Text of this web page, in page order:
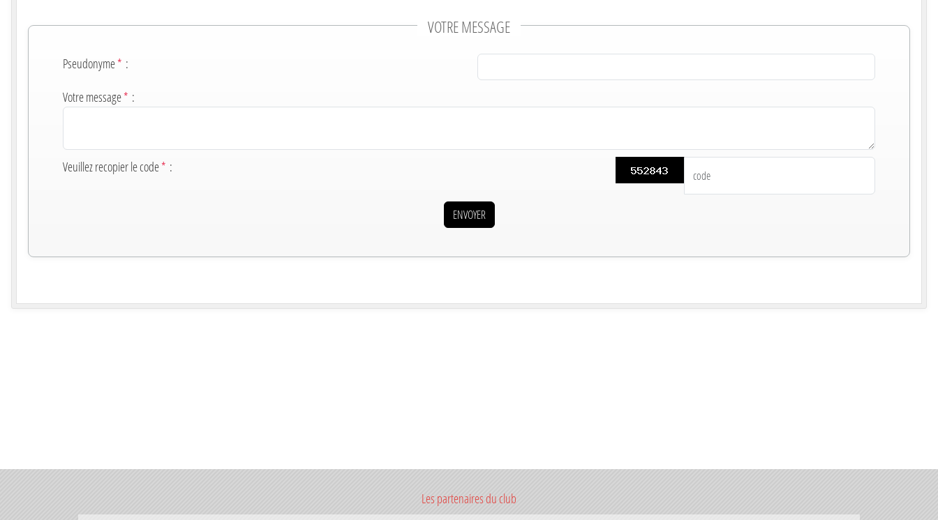
VOTRE MESSAGE
Pseudonyme* :
Votre message* :
Veuillez recopier le code* :
ENVOYER
Les partenaires du club